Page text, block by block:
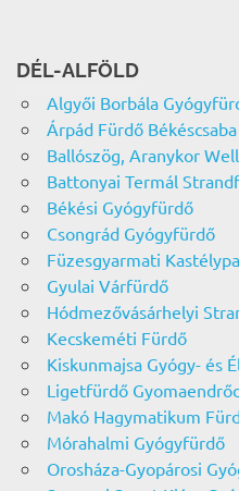
DÉL-ALFÖLD
Algyői Borbála
Árpád Fürdő Békéscsaba
Ballószög, Aranykor
Battonyai Termál
Békési Gyógyfürdő
Csongrád Gyógyfürdő
Füzesgyarmati
Gyulai Várfürdő
Hódmezővásárhelyi
Kecskeméti Fürdő
Kiskunmajsa Gyógy- és
Ligetfürdő
Makó Hagymatikum
Mórahalmi Gyógyfürdő
Orosháza-Gyopárosi